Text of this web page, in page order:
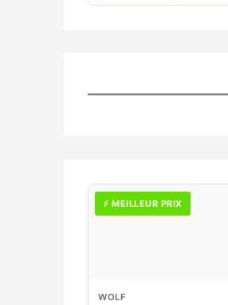
⚡ MEILLEUR PRIX
WOLF